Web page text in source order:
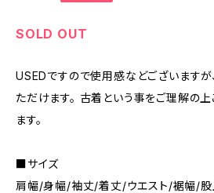
SOLD OUT
USEDですので使用感などございますが
ただけます。 古着という事をご理解の
ます。
■サイズ
肩幅/身幅/袖丈/着丈/ウエスト/裾幅/